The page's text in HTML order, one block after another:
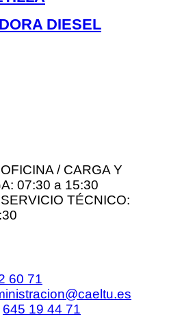
DIESEL
/ CARGA Y
07:30 a 15:30
TÉCNICO:
60 71
645 19 44 71